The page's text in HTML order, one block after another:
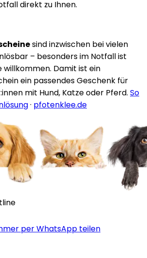
direkt zu Ihnen.
sind inzwischen bei vielen
– besonders im Notfall ist
willkommen. Damit ist ein
ein passendes Geschenk für
mit Hund, Katze oder Pferd. So
· pfotenklee.de
per WhatsApp teilen